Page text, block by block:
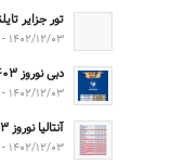
تور جزایر تایلند
۱۴۰۲/۱۲/۰۳ - ۶:۳۰ ب.ظ
دبی نوروز ۱۴۰۳
۱۴۰۲/۱۲/۰۳ - ۶:۲۱ ب.ظ
آنتالیا نوروز ۱۴۰۳
۱۴۰۲/۱۲/۰۳ - ۶:۱۵ ب.ظ